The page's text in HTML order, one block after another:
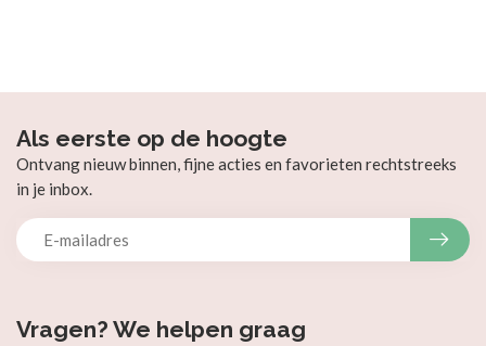
Vragen? We helpen graag
Als eerste op de hoogte
Ontvang nieuw binnen, fijne acties en favorieten rechtstreeks
in je inbox.